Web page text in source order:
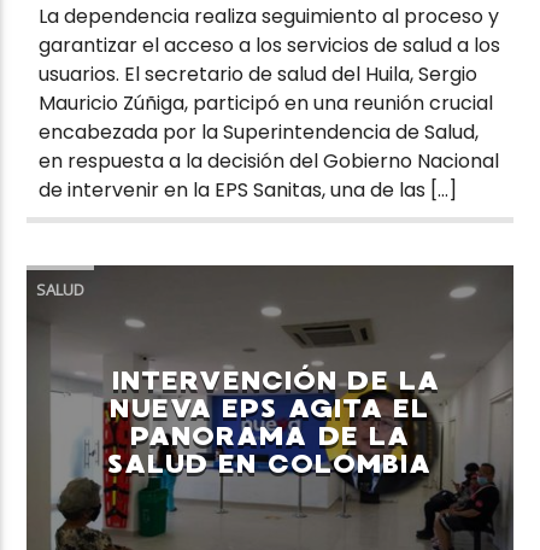
La dependencia realiza seguimiento al proceso y
garantizar el acceso a los servicios de salud a los
usuarios. El secretario de salud del Huila, Sergio
Mauricio Zúñiga, participó en una reunión crucial
encabezada por la Superintendencia de Salud,
en respuesta a la decisión del Gobierno Nacional
de intervenir en la EPS Sanitas, una de las […]
SALUD
INTERVENCIÓN DE LA
NUEVA EPS AGITA EL
PANORAMA DE LA
SALUD EN COLOMBIA